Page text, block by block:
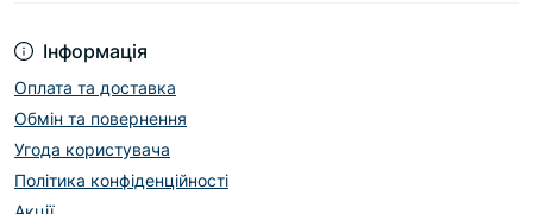
Інформація
Оплата та доставка
Обмін та повернення
Угода користувача
Політика конфіденційності